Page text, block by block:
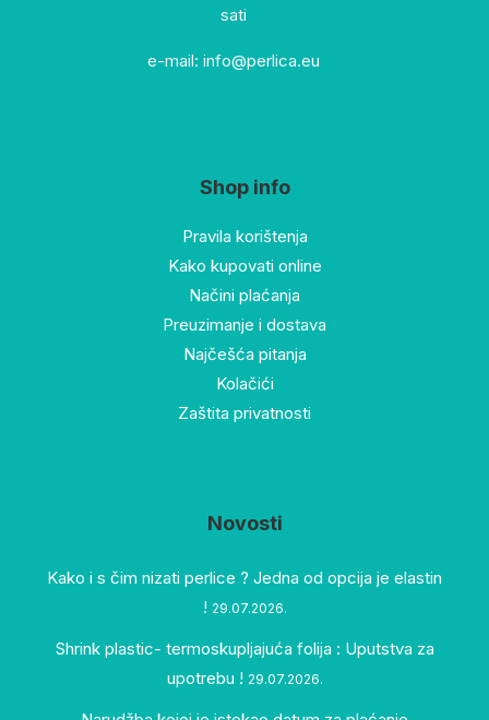
sati
e-mail: info@perlica.eu
Shop info
Pravila korištenja
Kako kupovati online
Načini plaćanja
Preuzimanje i dostava
Najčešća pitanja
Kolačići
Zaštita privatnosti
Novosti
Kako i s čim nizati perlice ? Jedna od opcija je elastin
! 29.07.2026.
Shrink plastic- termoskupljajuća folija : Uputstva za
upotrebu ! 29.07.2026.